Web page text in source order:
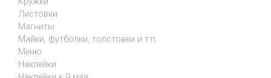
Листовки
Магниты
Майки, футболки, толстовки и т.п.
Меню
Наклейки